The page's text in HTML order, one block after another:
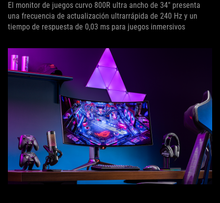
El monitor de juegos curvo 800R ultra ancho de 34" presenta
una frecuencia de actualización ultrarrápida de 240 Hz y un
tiempo de respuesta de 0,03 ms para juegos inmersivos